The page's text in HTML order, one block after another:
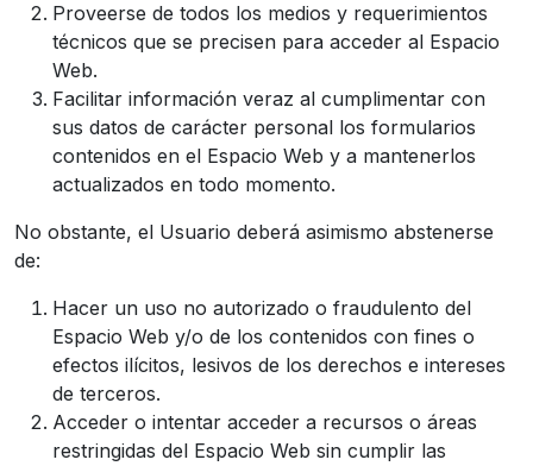
Proveerse de todos los medios y requerimientos
técnicos que se precisen para acceder al Espacio
Web.
Facilitar información veraz al cumplimentar con
sus datos de carácter personal los formularios
contenidos en el Espacio Web y a mantenerlos
actualizados en todo momento.
No obstante, el Usuario deberá asimismo abstenerse
de:
Hacer un uso no autorizado o fraudulento del
Espacio Web y/o de los contenidos con fines o
efectos ilícitos, lesivos de los derechos e intereses
de terceros.
Acceder o intentar acceder a recursos o áreas
restringidas del Espacio Web sin cumplir las